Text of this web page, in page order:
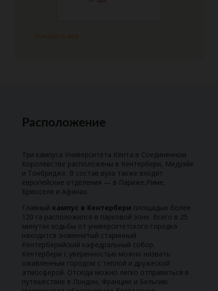
Показать все
Расположение
Три кампуса Университета Кента в Соединенном
Королевстве расположены в Кентербери, Медуэйе
и Тонбридже. В состав вуза также входят
европейские отделения — в Париже,Риме,
Брюсселе и Афинах.
Главный кампус в Кентербери площадью более
120 га расположился в парковой зоне. Всего в 25
минутах ходьбы от университетского городка
находится знаменитый старинный
Кентерберийский кафедральный собор.
Кентербери с уверенностью можно назвать
оживленным городом с теплой и дружеской
атмосферой. Отсюда можно легко отправиться в
путешествие в Лондон, Францию и Бельгию.